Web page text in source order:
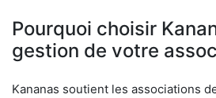
Pourquoi choisir
gestion de votre
Kananas soutient les associations